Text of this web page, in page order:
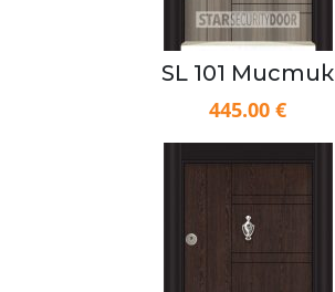
SL 101 Мистик
445.00 €